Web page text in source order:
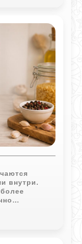
внутри.